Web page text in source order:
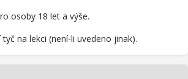
osoby 18 let a výše.
na lekci (není-li uvedeno jinak).